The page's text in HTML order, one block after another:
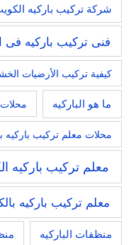
شركة تركيب باركيه
فنى تركيب باركيه فى
كيفية تركيب الأرضيات
ما هو الباركيه محلات
محلات معلم تركيب باركيه
معلم تركيب باركيه
معلم تركيب باركيه
منظفات الباركيه